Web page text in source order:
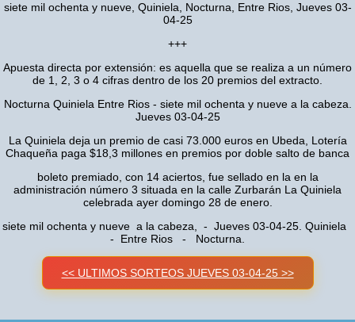
siete mil ochenta y nueve, Quiniela, Nocturna, Entre Rios, Jueves 03-
04-25
+++
Apuesta directa por extensión: es aquella que se realiza a un número
de 1, 2, 3 o 4 cifras dentro de los 20 premios del extracto.
Nocturna Quiniela Entre Rios - siete mil ochenta y nueve a la cabeza.
Jueves 03-04-25
La Quiniela deja un premio de casi 73.000 euros en Ubeda, Lotería
Chaqueña paga $18,3 millones en premios por doble salto de banca
boleto premiado, con 14 aciertos, fue sellado en la en la
administración número 3 situada en la calle Zurbarán La Quiniela
celebrada ayer domingo 28 de enero.
siete mil ochenta y nueve a la cabeza, - Jueves 03-04-25. Quiniela
- Entre Rios - Nocturna.
<< ULTIMOS SORTEOS JUEVES 03-04-25 >>